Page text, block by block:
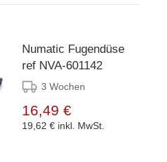
Numatic Fugendüse
ref NVA-601142
3 Wochen
16,49 €
19,62 € inkl. MwSt.